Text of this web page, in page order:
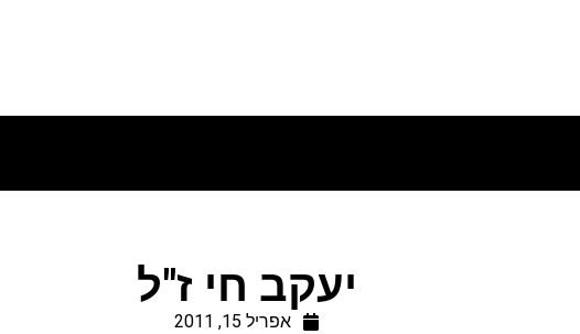
יעקב חי ז"ל
אפריל 15, 2011